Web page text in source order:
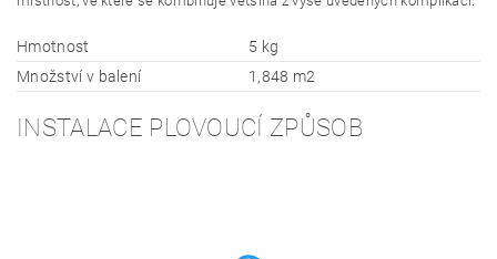
Hmotnost
5 kg
Množství v balení
1,848 m2
INSTALACE PLOVOUCÍ ZPŮSOB